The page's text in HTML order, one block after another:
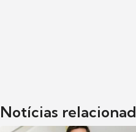
Notícias